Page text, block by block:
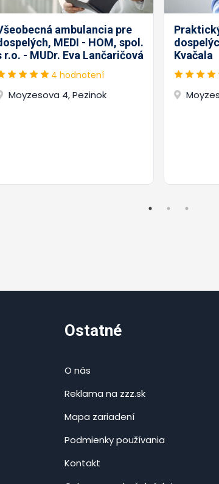
ambulancia pre
MEDI - HOM, spol.
r.o. - MUDr. Eva Lančaričová
4 hodnotení
Moyzesova 4, Pezinok
Kvačala
Ostatné
O nás
Reklama na zzz.sk
Mapa zariadení
Podmienky používania
Kontakt